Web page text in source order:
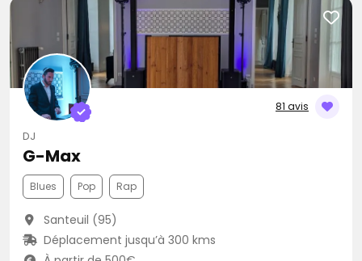
81 avis
DJ
G-Max
Blues Pop Rap
Santeuil (95)
Déplacement jusqu’à 300 kms